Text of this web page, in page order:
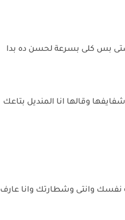
ستى بس كلى بسرعة لحسن ده بدا
وقالها انا المنديل بتاعك
وانتى وشطارتك وانا عارف